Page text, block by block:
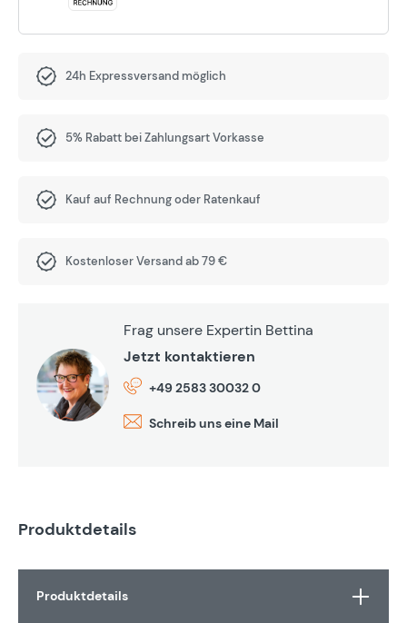
24h Expressversand möglich
5% Rabatt bei Zahlungsart Vorkasse
Kauf auf Rechnung oder Ratenkauf
Kostenloser Versand ab 79 €
Frag unsere Expertin Bettina
Jetzt kontaktieren
+49 2583 30032 0
Schreib uns eine Mail
Produktdetails
Produktdetails